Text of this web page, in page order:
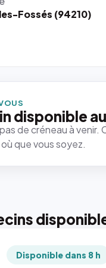
Fossés (94210)
disponible
de créneau à
que vous soyez.
Disponible dans 8 h